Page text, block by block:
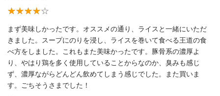
まず美味しかったです。オススメの通り、ライスと一緒にいただ
きました。スープにのりを浸し、ライスを巻いて食べる王道の食
べ方をしました。これもまた美味かったです。豚骨系の濃厚よ
り、やはり鶏を多く使用していることからなのか、臭みも感じ
ず、濃厚ながらどんどん飲めてしまう感じでした。また買いま
す。ごちそうさまでした！